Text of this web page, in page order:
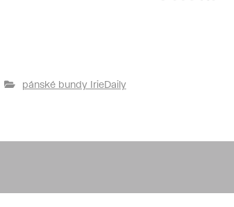
pánské bundy IrieDaily